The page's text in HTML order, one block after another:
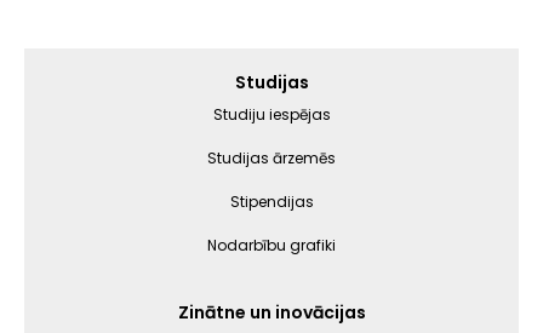
Studijas
Studiju iespējas
Studijas ārzemēs
Stipendijas
Nodarbību grafiki
Zinātne un inovācijas